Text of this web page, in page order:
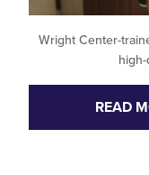
Wright